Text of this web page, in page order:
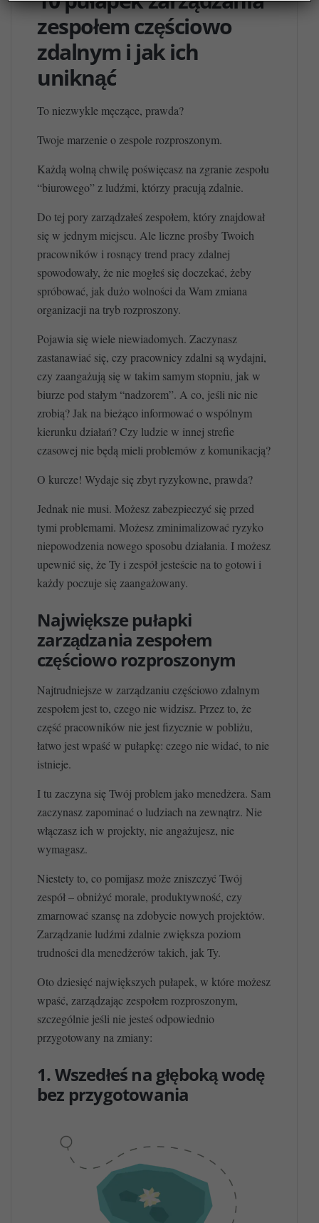
zespołem częściowo
zdalnym i jak ich
uniknąć
To niezwykle męczące, prawda?
Twoje marzenie o zespole rozproszonym.
Każdą wolną chwilę poświęcasz na zgranie zespołu
“biurowego” z ludźmi, którzy pracują zdalnie.
Do tej pory zarządzałeś zespołem, który znajdował
się w jednym miejscu. Ale liczne prośby Twoich
pracowników i rosnący trend pracy zdalnej
spowodowały, że nie mogłeś się doczekać, żeby
spróbować, jak dużo wolności da Wam zmiana
organizacji na tryb rozproszony.
Pojawia się wiele niewiadomych. Zaczynasz
zastanawiać się, czy pracownicy zdalni są wydajni,
czy zaangażują się w takim samym stopniu, jak w
biurze pod stałym “nadzorem”. A co, jeśli nic nie
zrobią? Jak na bieżąco informować o wspólnym
kierunku działań? Czy ludzie w innej strefie
czasowej nie będą mieli problemów z komunikacją?
O kurcze! Wydaje się zbyt ryzykowne, prawda?
Jednak nie musi. Możesz zabezpieczyć się przed
tymi problemami. Możesz zminimalizować ryzyko
niepowodzenia nowego sposobu działania. I możesz
upewnić się, że Ty i zespół jesteście na to gotowi i
każdy poczuje się zaangażowany.
Największe pułapki
zarządzania zespołem
częściowo rozproszonym
Najtrudniejsze w zarządzaniu częściowo zdalnym
zespołem jest to, czego nie widzisz. Przez to, że
część pracowników nie jest fizycznie w pobliżu,
łatwo jest wpaść w pułapkę: czego nie widać, to nie
istnieje.
I tu zaczyna się Twój problem jako menedżera. Sam
zaczynasz zapominać o ludziach na zewnątrz. Nie
włączasz ich w projekty, nie angażujesz, nie
wymagasz.
Niestety to, co pomijasz może zniszczyć Twój
zespół – obniżyć morale, produktywność, czy
zmarnować szansę na zdobycie nowych projektów.
Zarządzanie ludźmi zdalnie zwiększa poziom
trudności dla menedżerów takich, jak Ty.
Oto dziesięć największych pułapek, w które możesz
wpaść, zarządzając zespołem rozproszonym,
szczególnie jeśli nie jesteś odpowiednio
przygotowany na zmiany:
1. Wszedłeś na głęboką wodę
bez przygotowania